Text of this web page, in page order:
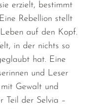
erzielt, bestimmt
Rebellion stellt
auf den Kopf.
in der nichts so
hat. Eine
und Leser
Gewalt und
Teil der Selvia –